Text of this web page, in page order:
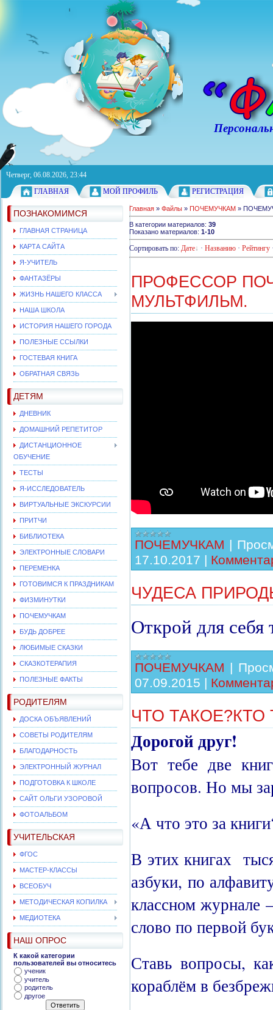
Персональный
Четверг, 06.08.2026, 23:44
ГЛАВНАЯ
МОЙ ПРОФИЛЬ РЕГИСТРАЦИЯ
ПОЗНАКОМИМСЯ
ГЛАВНАЯ СТРАНИЦА
КАРТА САЙТА
Я-УЧИТЕЛЬ
ФАНТАЗЁРЫ
ЖИЗНЬ НАШЕГО КЛАССА
НАША ШКОЛА
ИСТОРИЯ НАШЕГО ГОРОДА
ПОЛЕЗНЫЕ ССЫЛКИ
ГОСТЕВАЯ КНИГА
ОБРАТНАЯ СВЯЗЬ
ДЕТЯМ
ДНЕВНИК
ДОМАШНИЙ РЕПЕТИТОР
ДИСТАНЦИОННОЕ
ОБУЧЕНИЕ
ТЕСТЫ
Я-ИССЛЕДОВАТЕЛЬ
ВИРТУАЛЬНЫЕ ЭКСКУРСИИ
ПРИТЧИ
БИБЛИОТЕКА
ЭЛЕКТРОННЫЕ СЛОВАРИ
ПЕРЕМЕНКА
ГОТОВИМСЯ К ПРАЗДНИКАМ
ФИЗМИНУТКИ
ПОЧЕМУЧКАМ
БУДЬ ДОБРЕЕ
ЛЮБИМЫЕ СКАЗКИ
СКАЗКОТЕРАПИЯ
ПОЛЕЗНЫЕ ФАКТЫ
РОДИТЕЛЯМ
ДОСКА ОБЪЯВЛЕНИЙ
СОВЕТЫ РОДИТЕЛЯМ
БЛАГОДАРНОСТЬ
ЭЛЕКТРОННЫЙ ЖУРНАЛ
ПОДГОТОВКА К ШКОЛЕ
САЙТ ОЛЬГИ УЗОРОВОЙ
ФОТОАЛЬБОМ
УЧИТЕЛЬСКАЯ
ФГОС
МАСТЕР-КЛАССЫ
ВСЕОБУЧ
МЕТОДИЧЕСКАЯ КОПИЛКА
МЕДИОТЕКА
НАШ ОПРОС
К какой категории
пользователей вы относитесь
ученик
учитель
родитель
другое
Главная » Файлы » ПОЧЕМУЧКАМ »
В категории материалов: 39
Показано материалов: 1-10
Сортировать по: Дате · Названию · Рейтингу
ПРОФЕССОР
МУЛЬТФИЛЬМ.
ПОЧЕМУЧКАМ |
17.10.2017 |
ЧУДЕСА
Открой для
ПОЧЕМУЧКАМ |
07.09.2015 |
ЧТО ТАКОЕ?КТО
Дорогой друг!
Вот тебе две
вопросов. Но мы
«А что это за
В этих книгах
азбуки, по
классном журнале
слово по первой
Ставь вопросы,
кораблём в